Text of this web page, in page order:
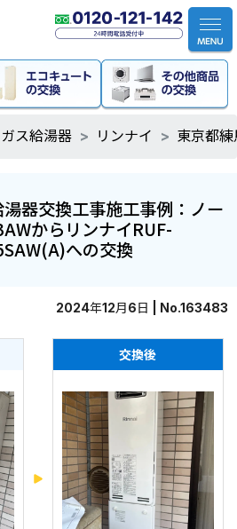
ガス給湯器 リンナイ 東京都
器交換工事施工事例：ノー
からリンナイRUF-
への交換
2024年12月6日 | No.163483
交換後